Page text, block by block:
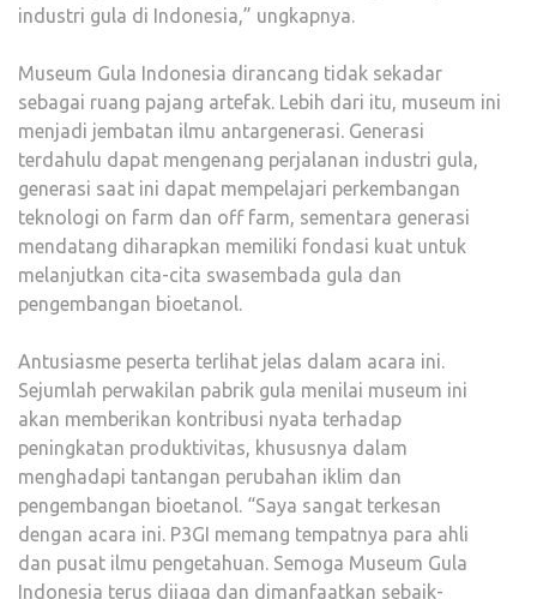
industri gula di Indonesia,” ungkapnya.
Museum Gula Indonesia dirancang tidak sekadar
sebagai ruang pajang artefak. Lebih dari itu, museum ini
menjadi jembatan ilmu antargenerasi. Generasi
terdahulu dapat mengenang perjalanan industri gula,
generasi saat ini dapat mempelajari perkembangan
teknologi on farm dan off farm, sementara generasi
mendatang diharapkan memiliki fondasi kuat untuk
melanjutkan cita-cita swasembada gula dan
pengembangan bioetanol.
Antusiasme peserta terlihat jelas dalam acara ini.
Sejumlah perwakilan pabrik gula menilai museum ini
akan memberikan kontribusi nyata terhadap
peningkatan produktivitas, khususnya dalam
menghadapi tantangan perubahan iklim dan
pengembangan bioetanol. “Saya sangat terkesan
dengan acara ini. P3GI memang tempatnya para ahli
dan pusat ilmu pengetahuan. Semoga Museum Gula
Indonesia terus dijaga dan dimanfaatkan sebaik-